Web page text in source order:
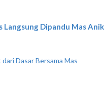
Dipandu Mas Anik